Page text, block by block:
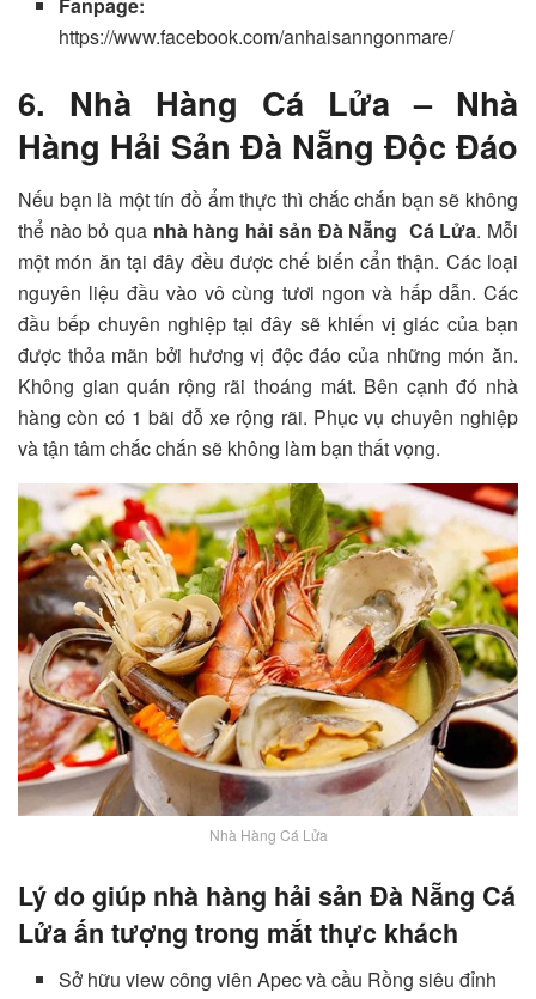
https://www.facebook.com/anhaisanngonmare/
6. Nhà Hàng Cá Lửa – Nhà
Hàng Hải Sản Đà Nẵng Độc Đáo
Nếu bạn là một tín đồ ẩm thực thì chắc chắn bạn sẽ không
thể nào bỏ qua nhà hàng hải sản Đà Nẵng Cá Lửa. Mỗi
một món ăn tại đây đều được chế biến cẩn thận. Các loại
nguyên liệu đầu vào vô cùng tươi ngon và hấp dẫn. Các
đầu bếp chuyên nghiệp tại đây sẽ khiến vị giác của bạn
được thỏa mãn bởi hương vị độc đáo của những món ăn.
Không gian quán rộng rãi thoáng mát. Bên cạnh đó nhà
hàng còn có 1 bãi đỗ xe rộng rãi. Phục vụ chuyên nghiệp
và tận tâm chắc chắn sẽ không làm bạn thất vọng.
Nhà Hàng Cá Lửa
Lý do giúp nhà hàng hải sản Đà Nẵng Cá
Lửa ấn tượng trong mắt thực khách
Sở hữu view công viên Apec và cầu Rồng siêu đỉnh